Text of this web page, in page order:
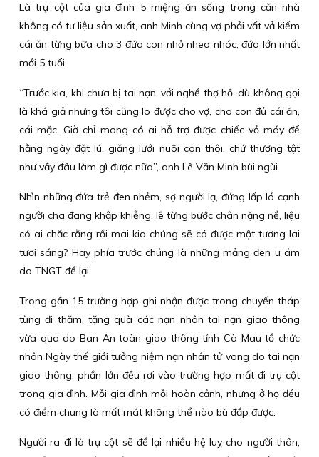
Là trụ cột của gia đình 5 miệng ăn sống trong căn nhà
không có tư liệu sản xuất, anh Minh cùng vợ phải vất vả kiếm
cái ăn từng bữa cho 3 đứa con nhỏ nheo nhóc, đứa lớn nhất
mới 5 tuổi.
“Trước kia, khi chưa bị tai nạn, với nghề thợ hồ, dù không gọi
là khá giả nhưng tôi cũng lo được cho vợ, cho con đủ cái ăn,
cái mặc. Giờ chỉ mong có ai hỗ trợ được chiếc vỏ máy để
hằng ngày đặt lú, giăng lưới nuôi con thôi, chứ thương tật
như vầy đâu làm gì được nữa”, anh Lê Văn Minh bùi ngùi.
Nhìn những đứa trẻ đen nhẻm, sợ người lạ, đứng lấp ló cạnh
người cha đang khập khiễng, lê từng bước chân nặng nề, liệu
có ai chắc rằng rồi mai kia chúng sẽ có được một tương lai
tươi sáng? Hay phía trước chúng là những mảng đen u ám
do TNGT để lại.
Trong gần 15 trường hợp ghi nhận được trong chuyến tháp
tùng đi thăm, tặng quà các nạn nhân tai nạn giao thông
vừa qua do Ban An toàn giao thông tỉnh Cà Mau tổ chức
nhân Ngày thế giới tưởng niệm nạn nhân tử vong do tai nạn
giao thông, phần lớn đều rơi vào trường hợp mất đi trụ cột
trong gia đình. Mỗi gia đình mỗi hoàn cảnh, nhưng ở họ đều
có điểm chung là mất mát không thể nào bù đắp được.
Người ra đi là trụ cột sẽ để lại nhiều hệ luỵ cho người thân,